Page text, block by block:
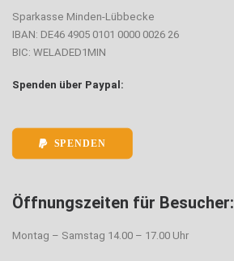
Sparkasse Minden-Lübbecke
IBAN: DE46 4905 0101 0000 0026 26
BIC: WELADED1MIN
Spenden über Paypal:
SPENDEN
Öffnungszeiten für Besucher:
Montag – Samstag 14.00 – 17.00 Uhr